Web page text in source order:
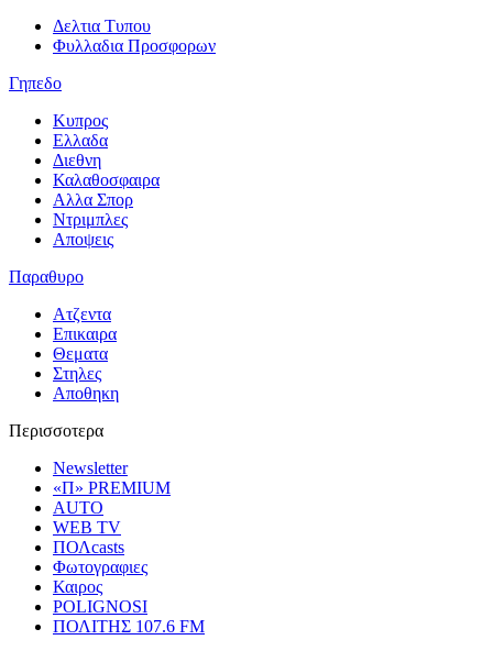
Δελτια Τυπου
Φυλλαδια Προσφορων
Γηπεδο
Κυπρος
Ελλαδα
Διεθνη
Καλαθοσφαιρα
Αλλα Σπορ
Ντριμπλες
Αποψεις
Παραθυρο
Ατζεντα
Επικαιρα
Θεματα
Στηλες
Αποθηκη
Περισσοτερα
Newsletter
«Π» PREMIUM
AUTO
WEB TV
ΠΟΛcasts
Φωτογραφιες
Καιρος
POLIGNOSI
ΠΟΛΙΤΗΣ 107.6 FM